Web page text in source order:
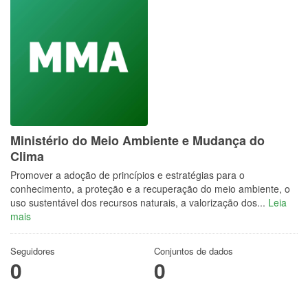
Ministério do Meio Ambiente e Mudança do
Clima
Promover a adoção de princípios e estratégias para o
conhecimento, a proteção e a recuperação do meio ambiente, o
uso sustentável dos recursos naturais, a valorização dos... Leia
mais
Seguidores
0
Conjuntos de dados
0